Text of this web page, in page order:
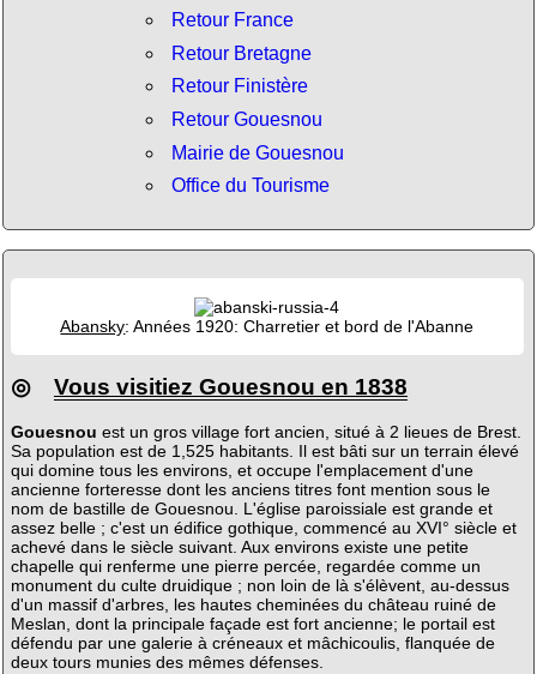
Retour France
Retour Bretagne
Retour Finistère
Retour Gouesnou
Mairie de Gouesnou
Office du Tourisme
Abansky: Années 1920: Charretier et bord de l'Abanne
◎ Vous visitiez Gouesnou en 1838
Gouesnou est un gros village fort ancien, situé à 2 lieues de Brest.
Sa population est de 1,525 habitants. Il est bâti sur un terrain élevé
qui domine tous les environs, et occupe l'emplacement d'une
ancienne forteresse dont les anciens titres font mention sous le
nom de bastille de Gouesnou. L'église paroissiale est grande et
assez belle ; c'est un édifice gothique, commencé au XVI° siècle et
achevé dans le siècle suivant. Aux environs existe une petite
chapelle qui renferme une pierre percée, regardée comme un
monument du culte druidique ; non loin de là s'élèvent, au-dessus
d'un massif d'arbres, les hautes cheminées du château ruiné de
Meslan, dont la principale façade est fort ancienne; le portail est
défendu par une galerie à créneaux et mâchicoulis, flanquée de
deux tours munies des mêmes défenses.